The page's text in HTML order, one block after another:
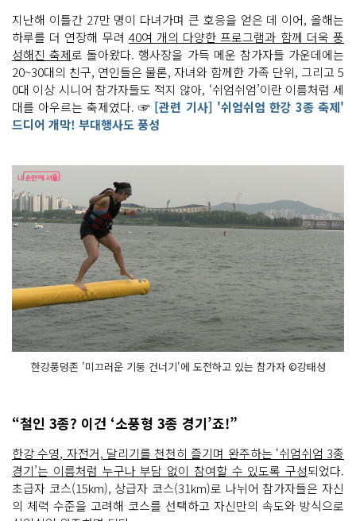
터 유
월 일
일
까
지
오
월 삼
십
일 금
요
일
일 일
요
일
까
지 사
흘
간 뚝
섬
한
강
공
원
에
서 쉬
엄
쉬
엄 한
종 축
다
올
로 이
회
째 맞
이
한 축
제
는 경
지난해 이틀간 27만 명이 다녀가며 큰 호응을 얻은 데 이어, 올해는
하루를 더 연장해 무려 40여 개의 다양한 프로그램과 함께 더욱 풍
성해진 축제로 돌아왔다. 행사장을 가득 메운 참가자들 가운데에는
20~30대의 친구, 연인들은 물론, 자녀와 함께한 가족 단위, 그리고 5
0대 이상 시니어 참가자들도 적지 않아, ‘쉬엄쉬엄’이란 이름처럼 세
대를 아우르는 축제였다. ☞ [관련 기사] '쉬엄쉬엄 한강 3종 축제'
드디어 개막! 부대행사도 풍성
한강풍덩존 '미끄러운 기둥 건너기'에 도전하고 있는 참가자 ©강태성
“철인 3종? 이건 ‘소풍형 3종 경기’죠!”
한강 수영, 자전거, 달리기를 천천히 즐기며 완주하는 ‘쉬엄쉬엄 3종
경기’는 이름처럼 누구나 부담 없이 참여할 수 있도록 구성되었다.
초급자 코스(15km), 상급자 코스(31km)로 나뉘어 참가자들은 자신
의 체력 수준을 고려해 코스를 선택하고 자신만의 속도와 방식으로